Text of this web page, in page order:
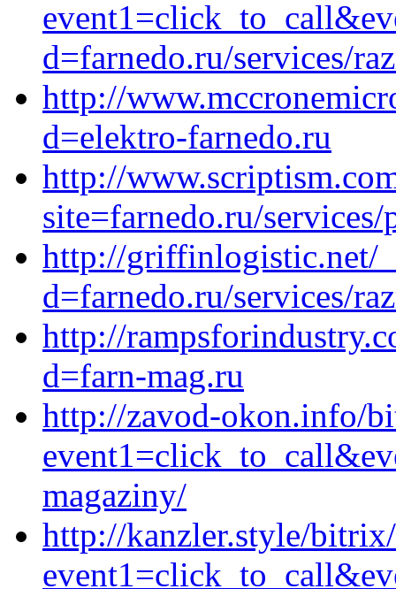
d=farnedo.ru/services/
http://
d=elektro-farnedo.ru
http://
site=farnedo.ru/
http://griffinlogistic.net/
d=farnedo.ru/services/
http://
d=farn-mag.ru
http://zavod-okon.info/
magaziny/
http://kanzler.style/